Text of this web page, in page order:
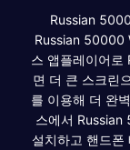
Russian
Russian 50000
스 앱플레이어
면 더 큰 스크린
를 이용해 더 완
스에서 Russian
설치하고 핸드폰